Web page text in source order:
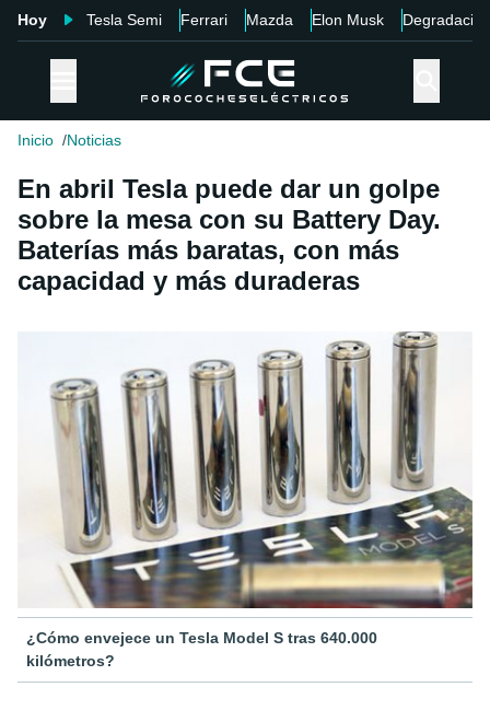
Hoy Tesla Semi Ferrari Mazda Elon Musk Degradación
Inicio Noticias
En abril Tesla puede dar un golpe
sobre la mesa con su Battery Day.
Baterías más baratas, con más
capacidad y más duraderas
¿Cómo envejece un Tesla Model S tras 640.000
kilómetros?